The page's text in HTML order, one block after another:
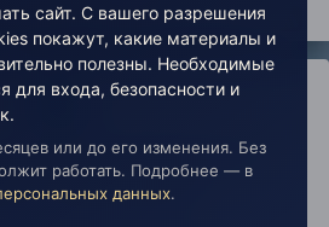
История Сила мысли и слова,
Политика конфиденциальности
Настройки cookies
2026 Живая Эзотерика
сайт. С вашего разрешения
покажут, какие материалы и
полезны. Необходимые
для входа, безопасности и
или до его изменения. Без
работать. Подробнее — в
данных.